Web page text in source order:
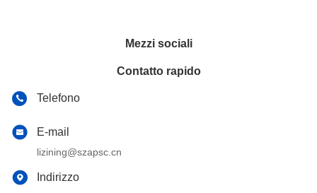
Mezzi sociali
Contatto rapido
Telefono
E-mail
lizining@szapsc.cn
Indirizzo